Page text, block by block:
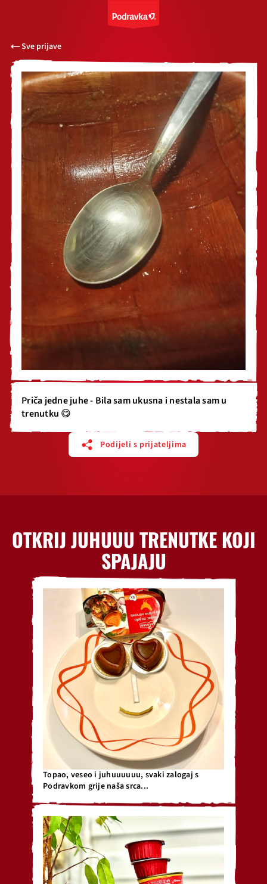
Sve prijave
Priča jedne juhe - Bila sam ukusna i nestala sam u
trenutku 😋
Podijeli s prijateljima
OTKRIJ JUHUUU TRENUTKE KOJI
SPAJAJU
Topao, veseo i juhuuuuuu, svaki zalogaj s
Podravkom grije naša srca...